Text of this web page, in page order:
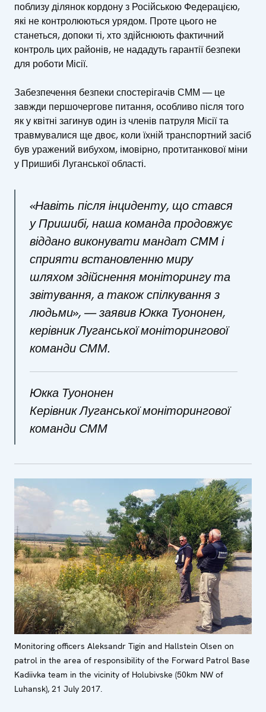
поблизу ділянок кордону з Російською Федерацією,
які не контролюються урядом. Проте цього не
станеться, допоки ті, хто здійснюють фактичний
контроль цих районів, не нададуть гарантії безпеки
для роботи Місії.
Забезпечення безпеки спостерігачів СММ — це
завжди першочергове питання, особливо після того
як у квітні загинув один із членів патруля Місії та
травмувалися ще двоє, коли їхній транспортний засіб
був уражений вибухом, імовірно, протитанкової міни
у Пришибі Луганської області.
«Навіть після інциденту, що стався
у Пришибі, наша команда продовжує
віддано виконувати мандат СMM і
сприяти встановленню миру
шляхом здійснення моніторингу та
звітування, а також спілкування з
людьми», — заявив Юкка Туононен,
керівник Луганської моніторингової
команди СММ.
Юкка Туононен
Керівник Луганської моніторингової
команди СММ
Monitoring officers Aleksandr Tigin and Hallstein Olsen on
patrol in the area of responsibility of the Forward Patrol Base
Kadiivka team in the vicinity of Holubivske (50km NW of
Luhansk), 21 July 2017.